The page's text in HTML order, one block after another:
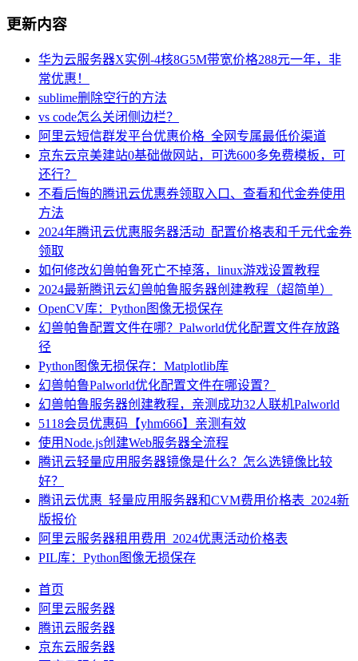
更新内容
华为云服务器X实例-4核8G5M带宽价格288元一年，非
常优惠！
sublime删除空行的方法
vs code怎么关闭侧边栏？
阿里云短信群发平台优惠价格_全网专属最低价渠道
京东云京美建站0基础做网站，可选600多免费模板，可
还行？
不看后悔的腾讯云优惠券领取入口、查看和代金券使用
方法
2024年腾讯云优惠服务器活动_配置价格表和千元代金券
领取
如何修改幻兽帕鲁死亡不掉落，linux游戏设置教程
2024最新腾讯云幻兽帕鲁服务器创建教程（超简单）
OpenCV库：Python图像无损保存
幻兽帕鲁配置文件在哪？Palworld优化配置文件存放路
径
Python图像无损保存：Matplotlib库
幻兽帕鲁Palworld优化配置文件在哪设置？
幻兽帕鲁服务器创建教程，亲测成功32人联机Palworld
5118会员优惠码【yhm666】亲测有效
使用Node.js创建Web服务器全流程
腾讯云轻量应用服务器镜像是什么？怎么选镜像比较
好？
腾讯云优惠_轻量应用服务器和CVM费用价格表_2024新
版报价
阿里云服务器租用费用_2024优惠活动价格表
PIL库：Python图像无损保存
首页
阿里云服务器
腾讯云服务器
京东云服务器